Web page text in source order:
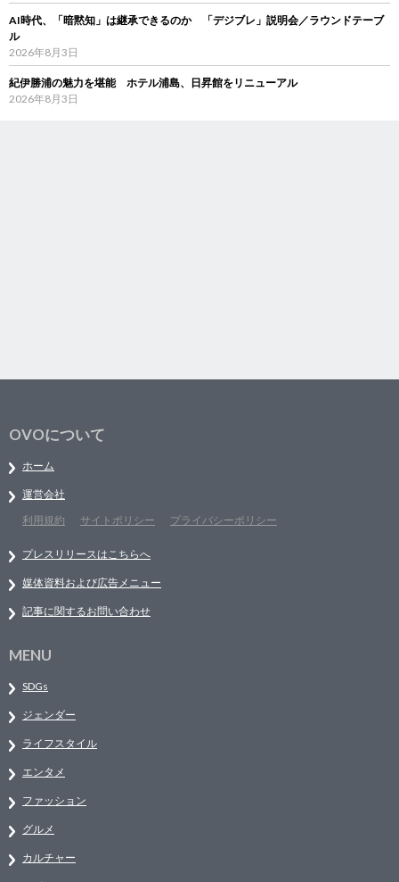
AI時代、「暗黙知」は継承できるのか 「デジブレ」説明会／ラウンドテーブ
ル
2026年8月3日
紀伊勝浦の魅力を堪能 ホテル浦島、日昇館をリニューアル
2026年8月3日
OVOについて
ホーム
運営会社
利用規約
サイトポリシー プライバシーポリシー
プレスリリースはこちらへ
媒体資料および広告メニュー
記事に関するお問い合わせ
MENU
SDGs
ジェンダー
ライフスタイル
エンタメ
ファッション
グルメ
カルチャー